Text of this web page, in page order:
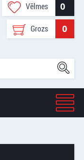
Vēlmes 0
Grozs 0